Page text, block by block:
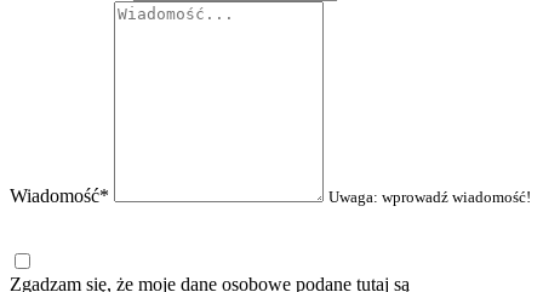
Wiadomość* Uwaga: wprowadź wiadomość!
Zgadzam się, że moje dane osobowe podane tutaj są